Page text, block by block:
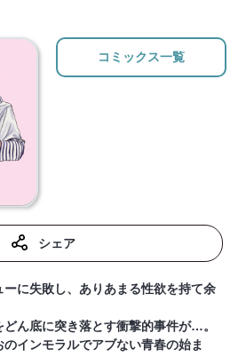
コミックス一覧
シェア
ーに失敗し、ありあまる性欲を持て余
ん底に突き落とす衝撃的事件が…。
インモラルでアブない青春の始ま